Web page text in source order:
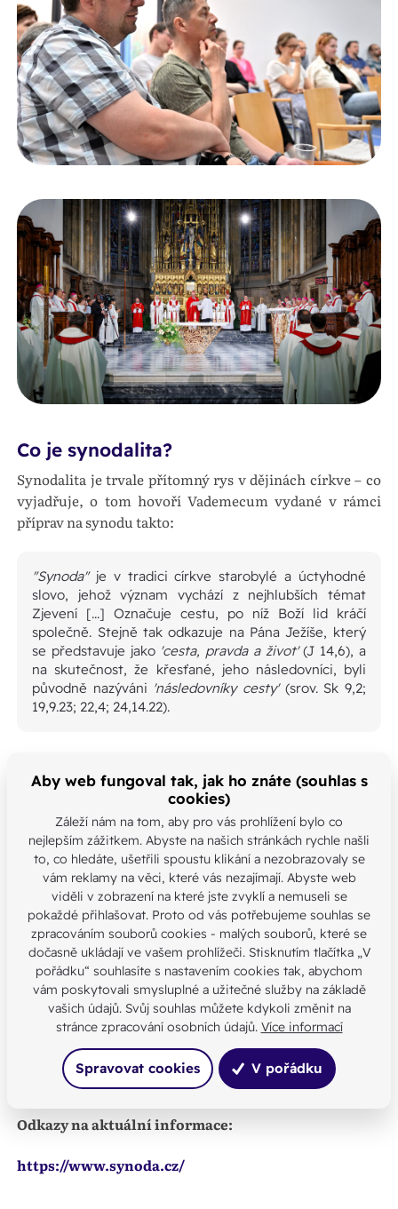
Co je synodalita?
Synodalita je trvale přítomný rys v dějinách církve – co
vyjadřuje, o tom hovoří Vademecum vydané v rámci
příprav na synodu takto:
"Synoda"je v tradici církve starobylé a úctyhodné
slovo, jehož význam vychází z nejhlubších témat
Zjevení [...] Označuje cestu, po níž Boží lid kráčí
společně. Stejně tak odkazuje na Pána Ježíše, který
se představuje jako 'cesta, pravda a život'(J 14,6), a
na skutečnost, že křesťané, jeho následovníci, byli
původně nazýváni 'následovníky cesty'(srov. Sk 9,2;
19,9.23; 22,4; 24,14.22).
charakterizuje život a poslání církve a vyjadřuje její
přirozenost jako Božího lidu, který putuje společně a
shromažďuje se ve shromáždění, povolán Pánem
Ježíšem v síle Ducha svatého, aby hlásal evangelium.
Synodalita by se měla projevovat v běžném způsobu
života a práce církve. (Vademecum 1.2)
Vademecum k synodě o synodalitě
Odkazy na aktuální informace:
https://www.synoda.cz/
Aby web fungoval tak, jak ho znáte (souhlas s
cookies)
Záleží nám na tom, aby pro vás prohlížení bylo co
nejlepším zážitkem. Abyste na našich stránkách rychle našli
to, co hledáte, ušetřili spoustu klikání a nezobrazovaly se
vám reklamy na věci, které vás nezajímají. Abyste web
viděli v zobrazení na které jste zvyklí a nemuseli se
pokaždé přihlašovat. Proto od vás potřebujeme souhlas se
zpracováním souborů cookies - malých souborů, které se
dočasně ukládají ve vašem prohlížeči. Stisknutím tlačítka „V
pořádku“ souhlasíte s nastavením cookies tak, abychom
vám poskytovali smysluplné a užitečné služby na základě
vašich údajů. Svůj souhlas můžete kdykoli změnit na
stránce zpracování osobních údajů. Více informací
Spravovat cookies V pořádku